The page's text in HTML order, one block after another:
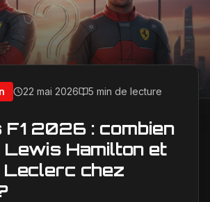
22 mai 2026 5 min de lecture
F1 2026 : combien
Lewis Hamilton et
Leclerc chez